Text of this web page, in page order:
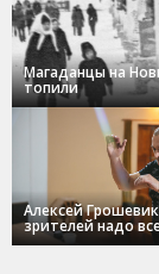
Магаданцы на
топили
Алексей
зрителей надо